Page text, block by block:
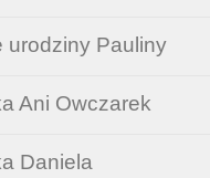
urodziny Pauliny
Ani Owczarek
Daniela